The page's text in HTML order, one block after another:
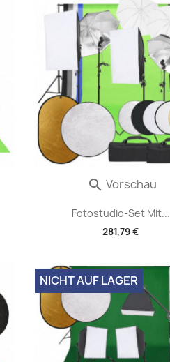
Fotostudio-Set Mit...
281,79 €
 Vorschau
NICHT AUF LAGER